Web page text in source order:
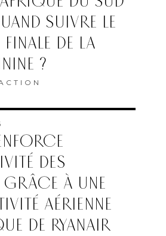
SUIVRE LE
DE LA
?
DES
À UNE
AÉRIENNE
DE RYANAIR